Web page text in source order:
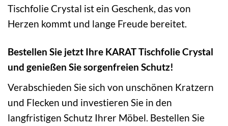
Tischfolie Crystal ist ein Geschenk, das von
Herzen kommt und lange Freude bereitet.
Bestellen Sie jetzt Ihre KARAT Tischfolie Crystal
und genießen Sie sorgenfreien Schutz!
Verabschieden Sie sich von unschönen Kratzern
und Flecken und investieren Sie in den
langfristigen Schutz Ihrer Möbel. Bestellen Sie